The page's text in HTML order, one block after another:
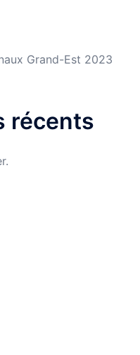
Grand-Est 2023
récents